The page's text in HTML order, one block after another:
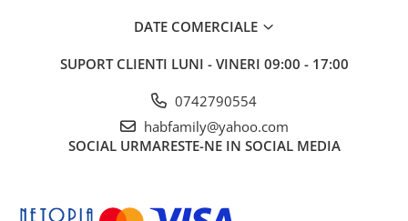
DATE COMERCIALE
SUPORT CLIENTI LUNI - VINERI 09:00 - 17:00
0742790554
habfamily@yahoo.com
SOCIAL URMARESTE-NE IN SOCIAL MEDIA